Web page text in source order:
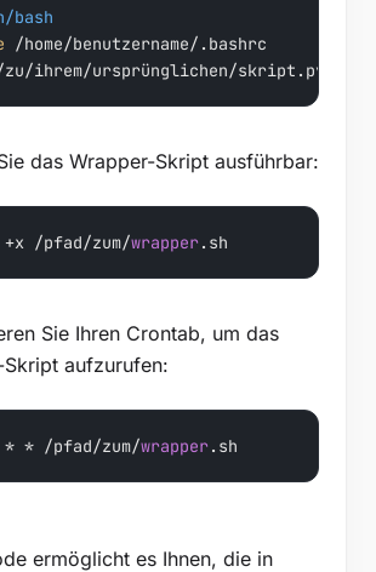
bash
/home/benutzername/.bashrc
ihrem/ursprünglichen/skript.py
das Wrapper-Skript ausführbar:
+x /pfad/zum/wrapper .sh
Sie Ihren Crontab, um das
aufzurufen:
* /pfad/zum/wrapper .sh
ermöglicht es Ihnen, die in